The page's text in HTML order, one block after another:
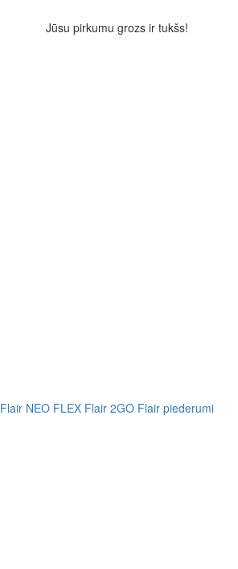
Jūsu pirkumu grozs ir tukšs!
Flair NEO FLEX Flair 2GO Flair piederumi